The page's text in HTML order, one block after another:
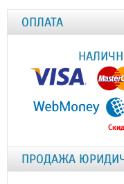
ОПЛАТА
ПРОДАЖА